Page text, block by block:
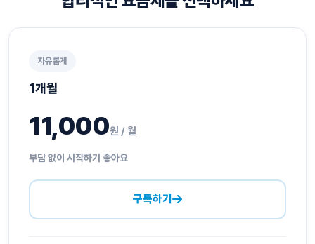
자유롭게
1개월
11,000원 / 월
부담 없이 시작하기 좋아요
구독하기